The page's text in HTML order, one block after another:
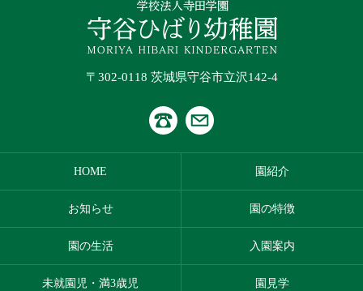
〒302-0118 茨城県守谷市立沢142-4
HOME 園紹介
お知らせ 園の特徴
園の生活 入園案内
未就園児・満3歳児 園見学